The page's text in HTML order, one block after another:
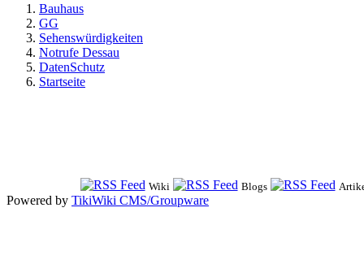
Bauhaus
GG
Sehenswürdigkeiten
Notrufe Dessau
DatenSchutz
Startseite
Wiki Blogs
Powered by TikiWiki CMS/Groupware